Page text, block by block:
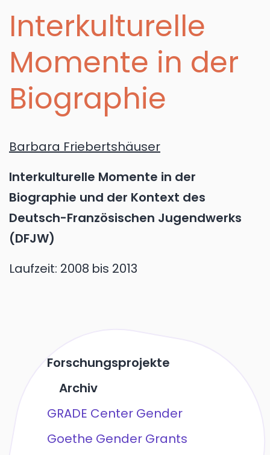
Interkulturelle
Momente in der
Biographie
Barbara Friebertshäuser
Interkulturelle Momente in der
Biographie und der Kontext des
Deutsch-Französischen Jugendwerks
(DFJW)
Laufzeit: 2008 bis 2013
Forschungsprojekte
Archiv
GRADE Center Gender
Goethe Gender Grants